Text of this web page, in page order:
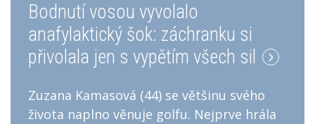
Bodnutí vosou vyvolalo
anafylaktický šok: záchranku si
přivolala jen s vypětím všech sil
Zuzana Kamasová (44) se většinu svého
života naplno věnuje golfu. Nejprve hrála